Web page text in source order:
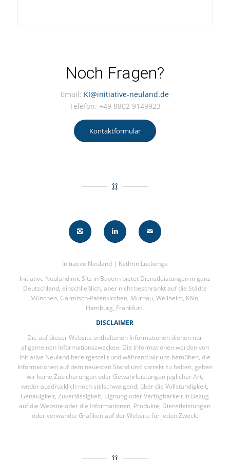
Noch Fragen?
Email: KI@initiative-neuland.de
Telefon: +49 8802 9149923
Kontaktformular
Initiative Neuland | Kathrin Lückenga
Initiative Neuland mit Sitz in Bayern bietet Dienstleistungen in ganz
Deutschland, einschließlich, aber nicht beschränkt auf die Städte
München, Garmisch-Patenkirchen, Murnau, Weilheim, Köln,
Hamburg, Frankfurt.
DISCLAIMER
Die auf dieser Website enthaltenen Informationen dienen nur
allgemeinen Informationszwecken. Die Informationen werden von
Initiative Neuland bereitgestellt und während wir uns bemühen, die
Informationen auf dem neuesten Stand und korrekt zu halten, geben
wir keine Zusicherungen oder Gewährleistungen jeglicher Art,
weder ausdrücklich noch stillschweigend, über die Vollständigkeit,
Genauigkeit, Zuverlässigkeit, Eignung oder Verfügbarkeit in Bezug
auf die Website oder die Informationen, Produkte, Dienstleistungen
oder verwandte Grafiken auf der Website für jeden Zweck.